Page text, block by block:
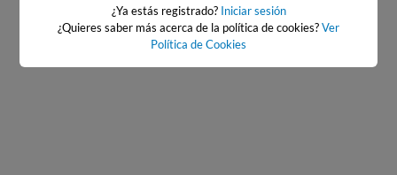
¿Ya estás registrado? Iniciar sesión
¿Quieres saber más acerca de la política de cookies?Ver
Política de Cookies